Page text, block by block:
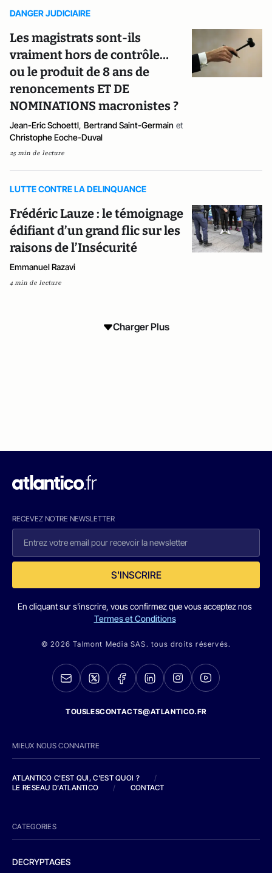
DANGER JUDICIAIRE
Les magistrats sont-ils
vraiment hors de contrôle…
ou le produit de 8 ans de
renoncements ET DE
NOMINATIONS macronistes ?
Jean-Eric Schoettl, Bertrand Saint-Germain et
Christophe Eoche-Duval
25 min de lecture
LUTTE CONTRE LA DELINQUANCE
Frédéric Lauze : le témoignage
édifiant d’un grand flic sur les
raisons de l’Insécurité
Emmanuel Razavi
4 min de lecture
Charger Plus
RECEVEZ NOTRE NEWSLETTER
S'INSCRIRE
En cliquant sur s'inscrire, vous confirmez que vous acceptez nos
Termes et Conditions
© 2026 Talmont Media SAS. tous droits réservés.
TOUSLESCONTACTS@ATLANTICO.FR
MIEUX NOUS CONNAITRE
ATLANTICO C'EST QUI, C'EST QUOI ?
/
LE RESEAU D'ATLANTICO
/ CONTACT
CATEGORIES
DECRYPTAGES